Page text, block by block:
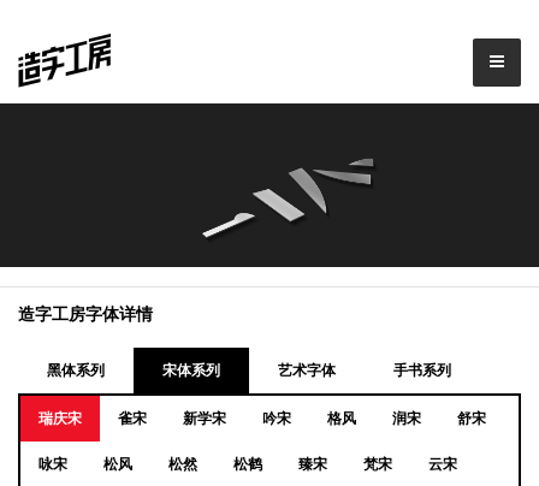
造字工房字体详情
黑体系列 宋体系列 艺术字体 手书系列
瑞庆宋 雀宋 新学宋 吟宋 格风 润宋 舒宋
咏宋 松风 松然 松鹤 臻宋 梵宋 云宋